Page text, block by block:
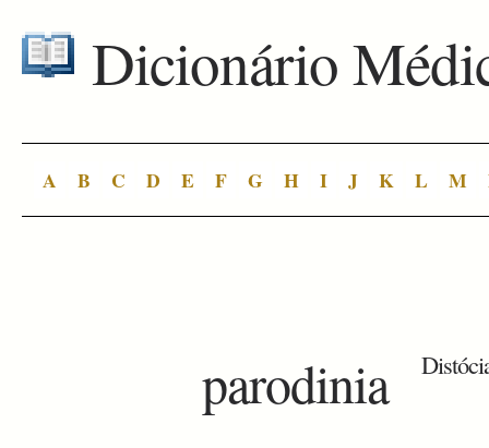
Dicionário
A B C D E F G H I J K L M
parodinia